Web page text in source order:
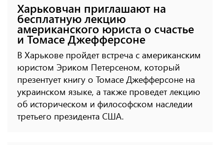
Харьковчан приглашают на
бесплатную лекцию
американского юриста о счастье
и Томасе Джефферсоне
В Харькове пройдет встреча с американским
юристом Эриком Петерсеном, который
презентует книгу о Томасе Джефферсоне на
украинском языке, а также проведет лекцию
об историческом и философском наследии
третьего президента США.